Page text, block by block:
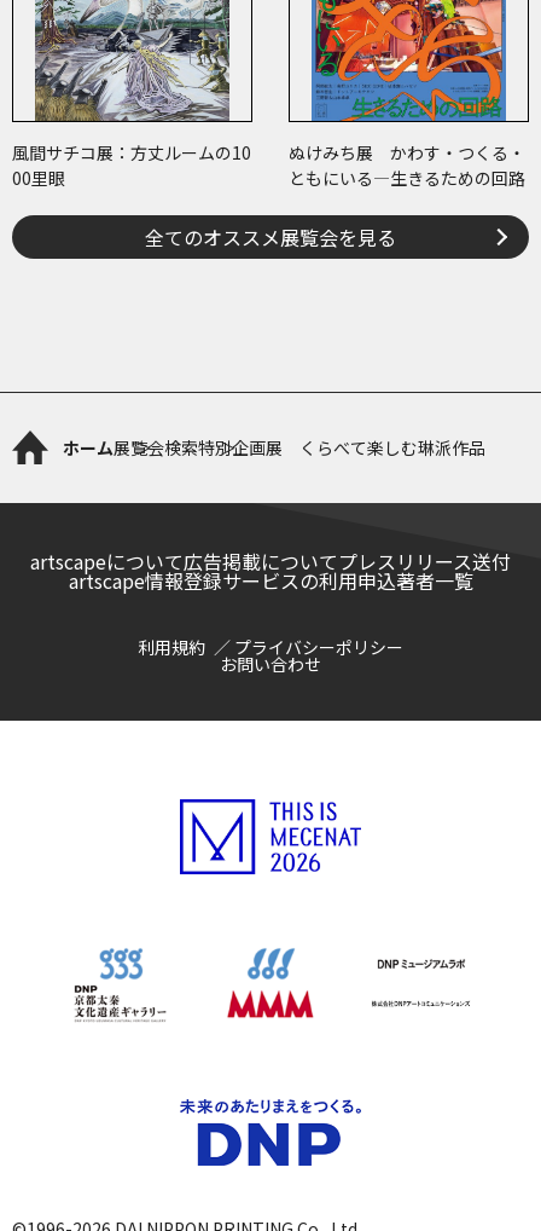
風間サチコ展：方丈ルームの10
00里眼
ぬけみち展 かわす・つくる・
ともにいる―生きるための回路
全てのオススメ展覧会を見る
ホーム展覧会検索特別企画展 くらべて楽しむ琳派作品
artscapeについて広告掲載についてプレスリリース送付
artscape情報登録サービスの利用申込著者一覧
利用規約 プライバシーポリシー
お問い合わせ